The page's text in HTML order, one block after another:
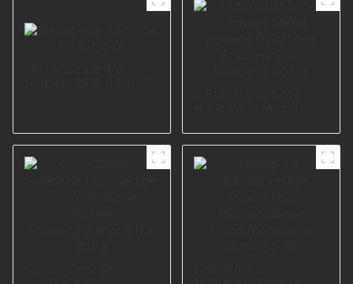
Eckbeine Stahl